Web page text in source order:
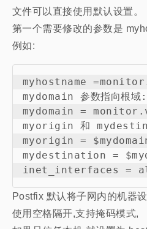
文件可以直接使用默认设置。
第一个需要修改的参数是
例如:
myhostname
mydomain 参数指向根域:
mydomain =
myorigin 和
myorigin =
mydestination =
Postfix 默认将子网内的机器
使用空格隔开,支持掩码模式,